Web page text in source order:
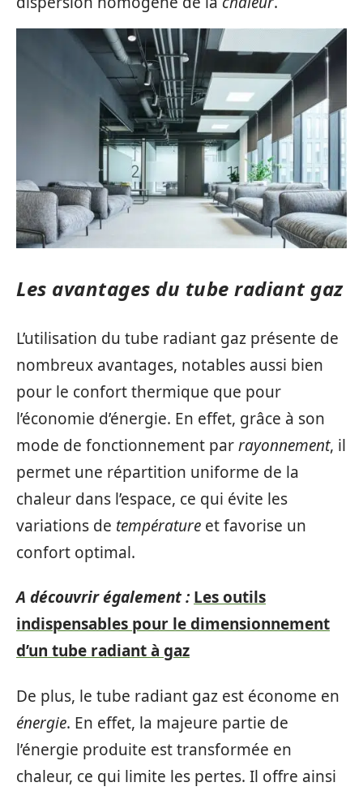
Les avantages du tube radiant gaz
L’utilisation du tube radiant gaz présente de
nombreux avantages, notables aussi bien
pour le confort thermique que pour
l’économie d’énergie. En effet, grâce à son
mode de fonctionnement parrayonnement, il
permet une répartition uniforme de la
chaleur dans l’espace, ce qui évite les
variations de température et favorise un
confort optimal.
A découvrir également : Les outils
indispensables pour le dimensionnement
d’un tube radiant à gaz
De plus, le tube radiant gaz est économe en
énergie. En effet, la majeure partie de
l’énergie produite est transformée en
chaleur, ce qui limite les pertes. Il offre ainsi